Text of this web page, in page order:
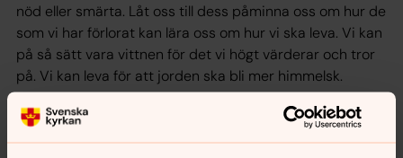
nöd eller smärta. Låt oss till dess påminna oss om hur de
som vi har förlorat kan lära oss om hur vi ska leva. Vi kan
på så sätt vara vittnen för det vi högt värderar och tror
på. Vi kan leva för att jorden ska bli mer himmelsk.
Medverkande är Lars Tallund, Elin Kindeskog, Peter
Knuthammar, Anna Nilsson, Susanne Hadell och Marie